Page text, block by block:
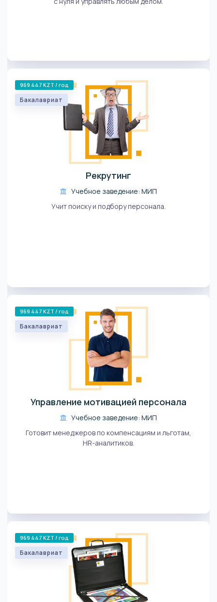
969 447 KZT / год
Бакалавриат
Рекрутинг
Учебное заведение: МИП
Учит поиску и подбору персонала.
969 447 KZT / год
Бакалавриат
Управление мотивацией персонала
Учебное заведение: МИП
Готовит менеджеров по компенсациям и льготам,
HR-аналитиков.
969 447 KZT / год
Бакалавриат